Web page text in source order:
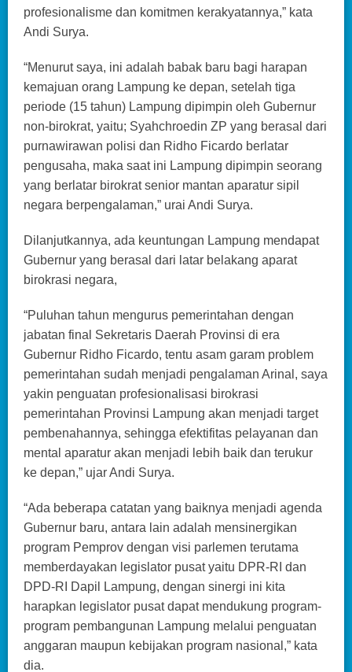
profesionalisme dan komitmen kerakyatannya,” kata
Andi Surya.
“Menurut saya, ini adalah babak baru bagi harapan
kemajuan orang Lampung ke depan, setelah tiga
periode (15 tahun) Lampung dipimpin oleh Gubernur
non-birokrat, yaitu; Syahchroedin ZP yang berasal dari
purnawirawan polisi dan Ridho Ficardo berlatar
pengusaha, maka saat ini Lampung dipimpin seorang
yang berlatar birokrat senior mantan aparatur sipil
negara berpengalaman,” urai Andi Surya.
Dilanjutkannya, ada keuntungan Lampung mendapat
Gubernur yang berasal dari latar belakang aparat
birokrasi negara,
“Puluhan tahun mengurus pemerintahan dengan
jabatan final Sekretaris Daerah Provinsi di era
Gubernur Ridho Ficardo, tentu asam garam problem
pemerintahan sudah menjadi pengalaman Arinal, saya
yakin penguatan profesionalisasi birokrasi
pemerintahan Provinsi Lampung akan menjadi target
pembenahannya, sehingga efektifitas pelayanan dan
mental aparatur akan menjadi lebih baik dan terukur
ke depan,” ujar Andi Surya.
“Ada beberapa catatan yang baiknya menjadi agenda
Gubernur baru, antara lain adalah mensinergikan
program Pemprov dengan visi parlemen terutama
memberdayakan legislator pusat yaitu DPR-RI dan
DPD-RI Dapil Lampung, dengan sinergi ini kita
harapkan legislator pusat dapat mendukung program-
program pembangunan Lampung melalui penguatan
anggaran maupun kebijakan program nasional,” kata
dia.